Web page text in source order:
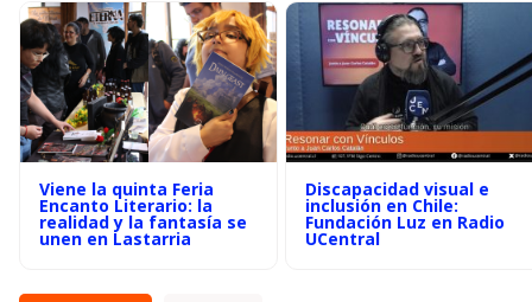
Viene la quinta Feria
Encanto Literario: la
realidad y la fantasía se
unen en Lastarria
Discapacidad visual e
inclusión en Chile:
Fundación Luz en Radio
UCentral